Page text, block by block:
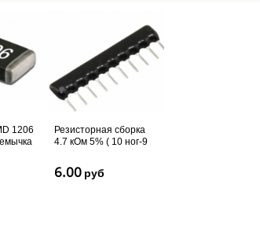
1206
Резисторная сборка
4.7 кОм 5% ( 10 ног-9
6.00 руб